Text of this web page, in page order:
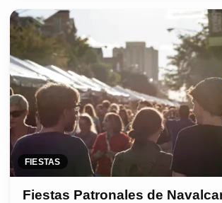
FIESTAS
Fiestas Patronales de